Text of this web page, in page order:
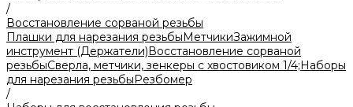
/
Восстановление сорваной резьбы
Плашки для нарезания резьбыМетчикиЗажимной
инструмент (Держатели)Восстановление сорваной
резьбыСверла, метчики, зенкеры с хвостовиком 1/4;Наборы
для нарезания резьбыРезбомер
/